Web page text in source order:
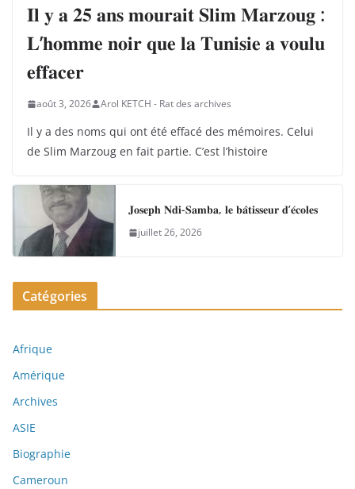
𝐈𝐥 𝐲 𝐚 𝟐𝟓 𝐚𝐧𝐬 𝐦𝐨𝐮𝐫𝐚𝐢𝐭 𝐒𝐥𝐢𝐦 𝐌𝐚𝐫𝐳𝐨𝐮𝐠 :
𝐋’𝐡𝐨𝐦𝐦𝐞 𝐧𝐨𝐢𝐫 𝐪𝐮𝐞 𝐥𝐚 𝐓𝐮𝐧𝐢𝐬𝐢𝐞 𝐚 𝐯𝐨𝐮𝐥𝐮
𝐞𝐟𝐟𝐚𝐜𝐞𝐫
août 3, 2026 Arol KETCH - Rat des archives
Il y a des noms qui ont été effacé des mémoires. Celui
de Slim Marzoug en fait partie. C’est l’histoire
𝐉𝐨𝐬𝐞𝐩𝐡 𝐍𝐝𝐢-𝐒𝐚𝐦𝐛𝐚, 𝐥𝐞 𝐛𝐚̂𝐭𝐢𝐬𝐬𝐞𝐮𝐫 𝐝’𝐞́𝐜𝐨𝐥𝐞𝐬
juillet 26, 2026
Catégories
Afrique
Amérique
Archives
ASIE
Biographie
Cameroun